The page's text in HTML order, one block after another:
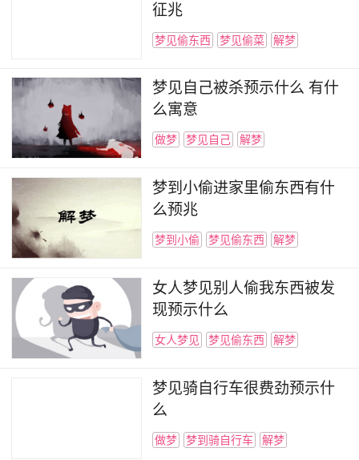
征兆
梦见偷东西 梦见偷菜 解梦
梦见自己被杀预示什么 有什
么寓意
做梦 梦见自己 解梦
梦到小偷进家里偷东西有什
么预兆
梦到小偷 梦见偷东西 解梦
女人梦见别人偷我东西被发
现预示什么
女人梦见 梦见偷东西 解梦
梦见骑自行车很费劲预示什
么
做梦 梦到骑自行车 解梦